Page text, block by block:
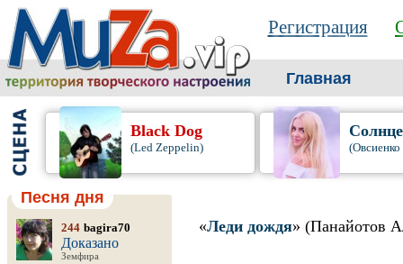
Регистрация
Главная
Black Dog
(Led Zeppelin) (Овсиенко
Песня дня
244 bagira70
Доказано
Земфира
«Леди дождя» (Панайотов